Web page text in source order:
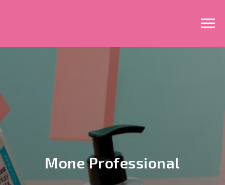
Mone Professional